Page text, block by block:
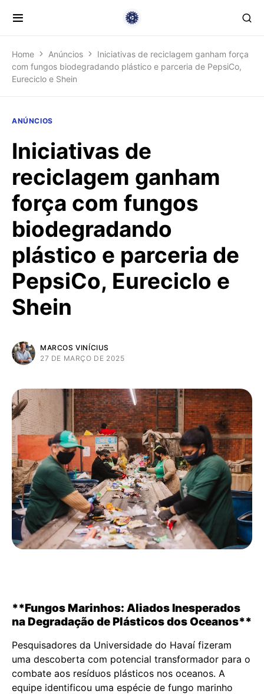
Home Anúncios
Iniciativas de reciclagem ganham força
com fungos biodegradando plástico e parceria de PepsiCo,
Eureciclo e Shein
ANÚNCIOS
Iniciativas de
reciclagem ganham
força com fungos
biodegradando
plástico e parceria de
PepsiCo, Eureciclo e
Shein
MARCOS VINÍCIUS
27 DE MARÇO DE 2025
**Fungos Marinhos: Aliados Inesperados
na Degradação de Plásticos dos Oceanos**
Pesquisadores da Universidade do Havaí fizeram
uma descoberta com potencial transformador para o
combate aos resíduos plásticos nos oceanos. A
equipe identificou uma espécie de fungo marinho